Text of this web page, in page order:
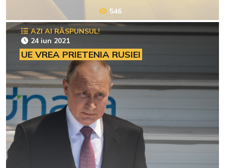
546
AZI AI RĂSPUNSUL!
24 iun 2021
UE VREA PRIETENIA RUSIEI